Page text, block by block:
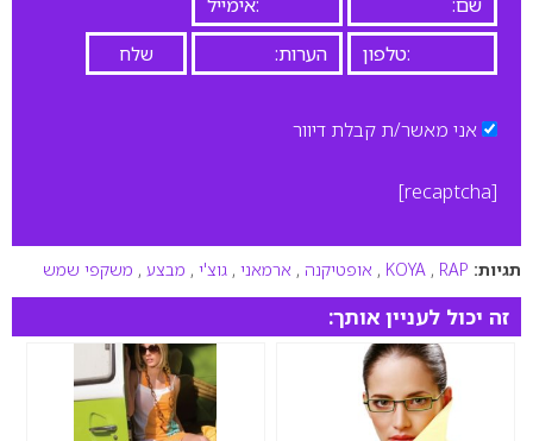
אני מאשר/ת קבלת דיוור
[recaptcha]
תגיות: KOYA , RAP
, אופטיקנה , ארמאני , גוצ'י , מבצע , משקפי שמש
זה יכול לעניין אותך: